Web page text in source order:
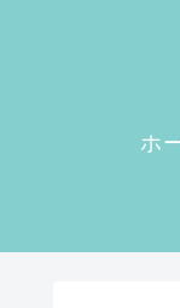
ホ